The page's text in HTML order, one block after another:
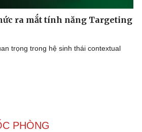
ra mắt tính năng Targeting
trọng trong hệ sinh thái contextual
PHÒNG